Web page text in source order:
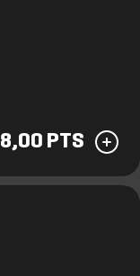
8,00 PTS